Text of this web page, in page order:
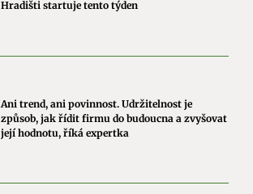
Hradišti startuje tento týden
Ani trend, ani povinnost. Udržitelnost je
způsob, jak řídit firmu do budoucna a zvyšovat
její hodnotu, říká expertka